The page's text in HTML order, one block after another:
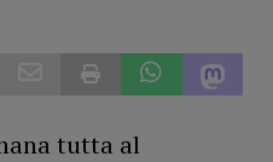
tutta al